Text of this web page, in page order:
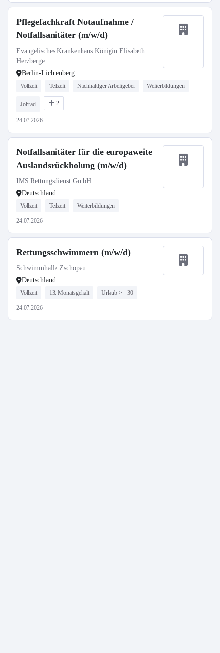
Pflegefachkraft Notaufnahme /
Notfallsanitäter (m/w/d)
Evangelisches Krankenhaus Königin Elisabeth
Herzberge
Berlin-Lichtenberg
Vollzeit Teilzeit Nachhaltiger Arbeitgeber Weiterbildungen
Jobrad 2
24.07.2026
Notfallsanitäter für die europaweite
Auslandsrückholung (m/w/d)
IMS Rettungsdienst GmbH
Deutschland
Vollzeit Teilzeit Weiterbildungen
24.07.2026
Rettungsschwimmern (m/w/d)
Schwimmhalle Zschopau
Deutschland
Vollzeit 13. Monatsgehalt Urlaub >= 30
24.07.2026